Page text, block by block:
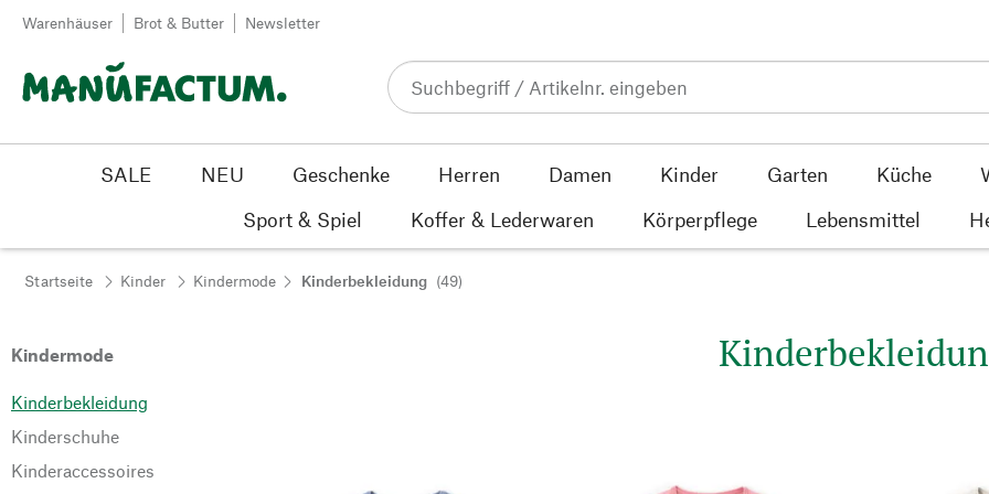
Zum Inhalt springen
Warenhäuser Brot & Butter Newsletter
SALE NEU Geschenke Herren Damen Kinder Garten Küche
Sport & Spiel
Koffer & Lederwaren Körperpflege Lebensmittel
Startseite Kinder Kindermode Kinderbekleidung (49)
Kindermode
Kinderbekleidung
Kinderschuhe
Kinderaccessoires